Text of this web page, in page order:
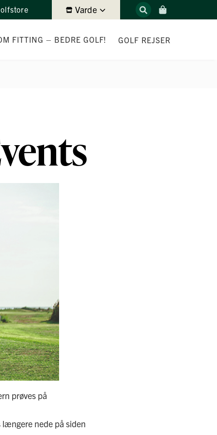
Varde
FITTING – BEDRE GOLF!
AF GOLFSKO
GOLF REJSER
prøves på
nede på siden